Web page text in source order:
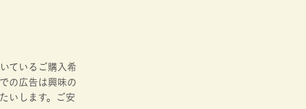
ているご購入希
の広告は興味の
いします。ご安